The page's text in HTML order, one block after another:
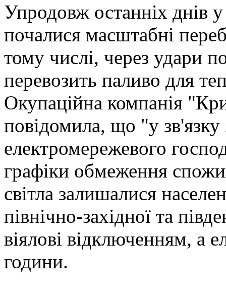
Упродовж останніх днів
почалися масштабні
тому числі, через удари
перевозить паливо для
Окупаційна компанія
повідомила, що "у зв'язку
електромережевого
графіки обмеження
світла залишалися
північно-західної та
віялові відключенням, а
години.